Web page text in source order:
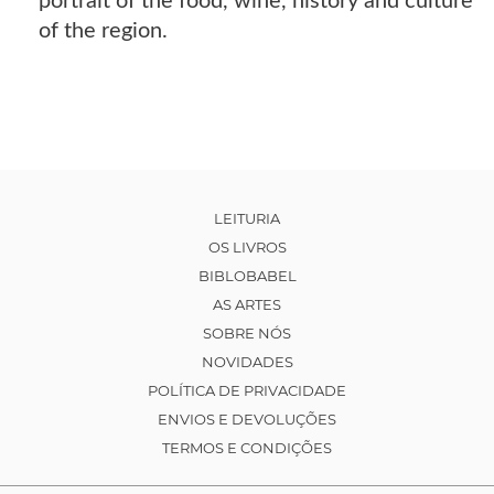
of the region.
LEITURIA
OS LIVROS
BIBLOBABEL
AS ARTES
SOBRE NÓS
NOVIDADES
POLÍTICA DE PRIVACIDADE
ENVIOS E DEVOLUÇÕES
TERMOS E CONDIÇÕES